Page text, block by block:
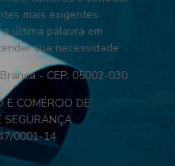
mais exigentes.
última palavra em
sua necessidade.
- CEP: 05002-030
E COMÉRCIO DE
SEGURANÇA
0001-14